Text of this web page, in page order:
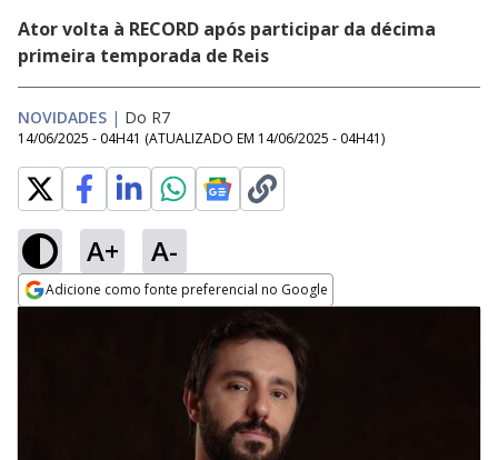
Ator volta à RECORD após participar da décima
primeira temporada de Reis
NOVIDADES | Do R7
14/06/2025 - 04H41 (ATUALIZADO EM 14/06/2025 - 04H41)
A+ A-
Adicione como fonte preferencial no Google